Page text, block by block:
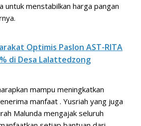
untuk menstabilkan harga pangan
Optimis Paslon AST-RITA
di Desa Lalattedzong
mampu meningkatkan
manfaat . Yusriah yang juga
Malunda mengajak seluruh